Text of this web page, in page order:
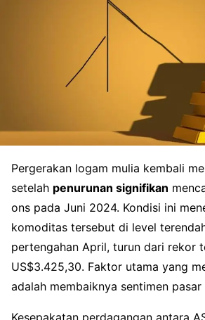
Pergerakan logam mulia kembali
setelah penurunan signifikan
ons pada Juni 2024. Kondisi ini
komoditas tersebut di level
pertengahan April, turun dari rekor
US$3.425,30. Faktor utama yang
adalah membaiknya sentimen pasar